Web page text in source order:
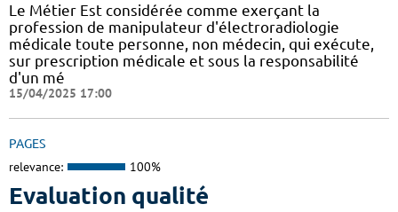
Le Métier Est considérée comme exerçant la
profession de manipulateur d'électroradiologie
médicale toute personne, non médecin, qui exécute,
sur prescription médicale et sous la responsabilité
d'un mé
15/04/2025 17:00
PAGES
relevance: 100%
Evaluation qualité